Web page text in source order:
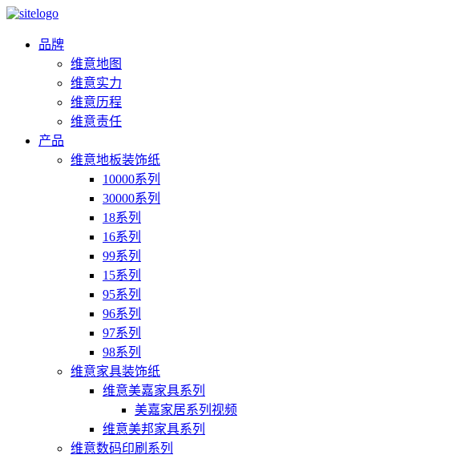
品牌
维意地图
维意实力
维意历程
维意责任
产品
维意地板装饰纸
10000系列
30000系列
18系列
16系列
99系列
15系列
95系列
96系列
97系列
98系列
维意家具装饰纸
维意美嘉家具系列
美嘉家居系列视频
维意美邦家具系列
维意数码印刷系列